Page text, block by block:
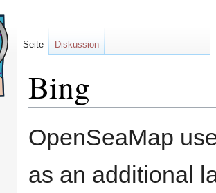
Bing
OpenSeaMap
as an additional
Seite Diskussion